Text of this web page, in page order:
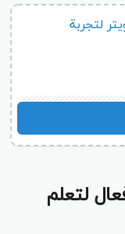
لتجربة
لتعلم